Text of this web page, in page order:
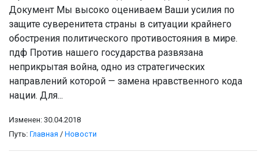
Документ Мы высоко оцениваем Ваши усилия по
защите суверенитета страны в ситуации крайнего
обострения политического противостояния в мире.
пдф Против нашего государства развязана
неприкрытая война, одно из стратегических
направлений которой — замена нравственного кода
нации. Для...
Изменен: 30.04.2018
Путь: Главная / Новости